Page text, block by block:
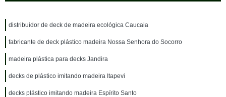
distribuidor de deck de madeira ecológica Caucaia
fabricante de deck plástico madeira Nossa Senhora do Socorro
madeira plástica para decks Jandira
decks de plástico imitando madeira Itapevi
decks plástico imitando madeira Espírito Santo